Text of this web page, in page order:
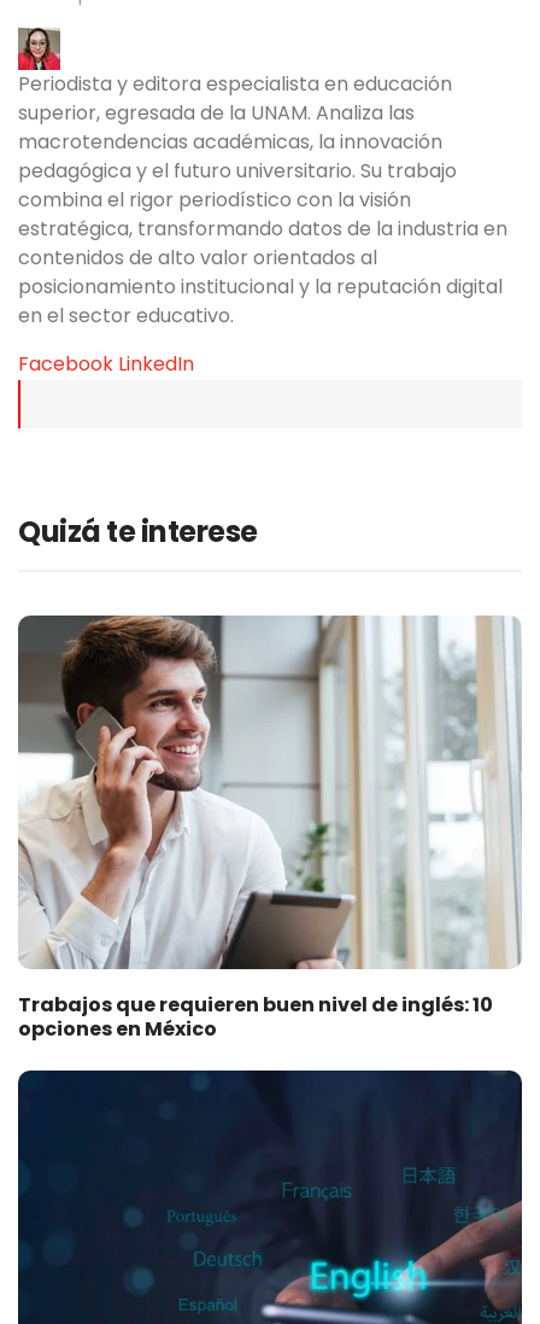
Periodista y editora especialista en educación
superior, egresada de la UNAM. Analiza las
macrotendencias académicas, la innovación
pedagógica y el futuro universitario. Su trabajo
combina el rigor periodístico con la visión
estratégica, transformando datos de la industria en
contenidos de alto valor orientados al
posicionamiento institucional y la reputación digital
en el sector educativo.
Facebook LinkedIn
Quizá te interese
Trabajos que requieren buen nivel de inglés: 10
opciones en México